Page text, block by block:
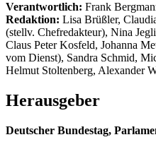
Verantwortlich: Frank
Redaktion: Lisa Brüßler,
(stellv. Chefredakteur), Nina
Claus Peter Kosfeld, Johanna
vom Dienst), Sandra Schmid,
Helmut Stoltenberg, Alexander
Herausgeber
Deutscher Bundestag,